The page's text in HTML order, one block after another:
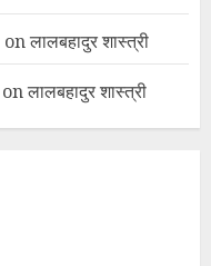
onलालबहादुर शास्त्री
onलालबहादुर शास्त्री